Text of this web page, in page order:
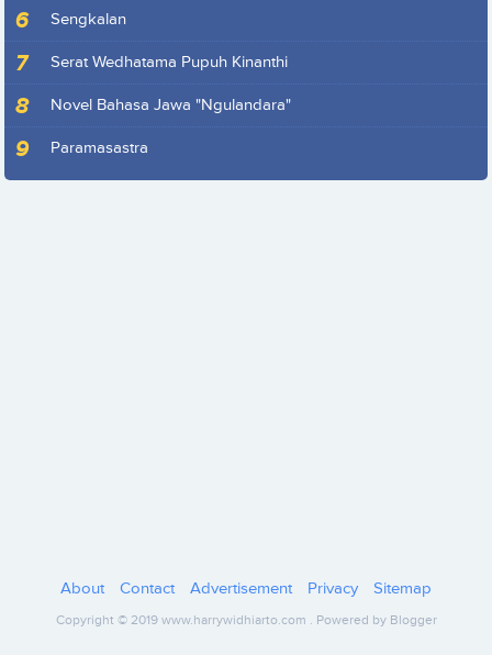
Sengkalan
Serat Wedhatama Pupuh Kinanthi
Novel Bahasa Jawa "Ngulandara"
Paramasastra
About Contact Advertisement Privacy Sitemap
Copyright © 2019 www.harrywidhiarto.com . Powered by Blogger